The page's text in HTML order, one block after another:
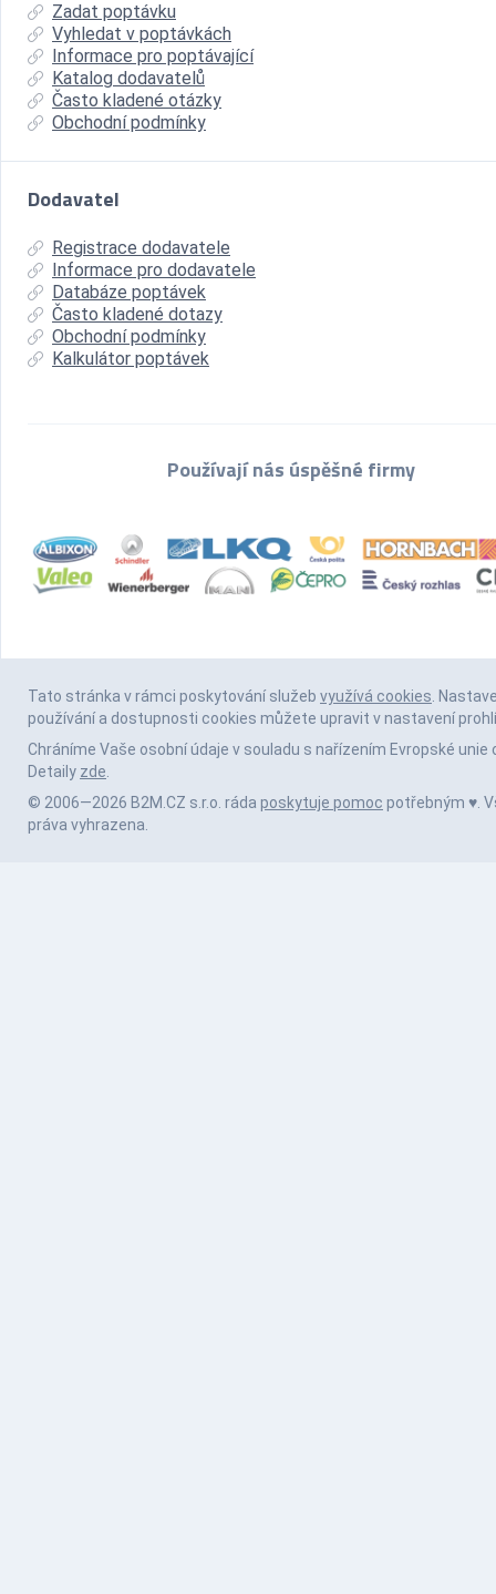
Zadat poptávku
Vyhledat v poptávkách
Informace pro poptávající
Katalog dodavatelů
Často kladené otázky
Obchodní podmínky
Dodavatel
Registrace dodavatele
Informace pro dodavatele
Databáze poptávek
Často kladené dotazy
Obchodní podmínky
Kalkulátor poptávek
Používají nás úspěšné firmy
Tato stránka v rámci poskytování služeb využívá cookies.
používání a dostupnosti cookies můžete upravit v nastavení
Chráníme Vaše osobní údaje v souladu s nařízením Evropské unie
Detaily zde.
© 2006—2026 B2M.CZ s.r.o. ráda poskytuje pomoc potřebným ♥️.
práva vyhrazena.